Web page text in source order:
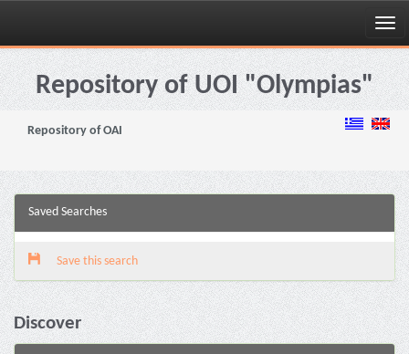
Skip
navigationRepository of UOI "Olympias"
Repository of OAI
Saved Searches
Save this search
Discover